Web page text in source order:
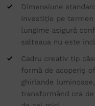
Dimensiune
investiție pe
lungime asigură
salteaua nu este
Cadru creativ tip
formă de acoperiș
ghirlande
transformând ora